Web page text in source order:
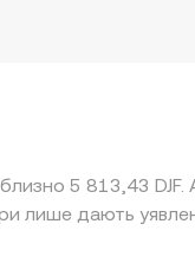
5 813,43
лише дають